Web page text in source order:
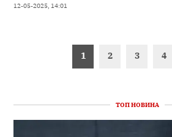
12-05-2025, 14:01
1 2 3 4
ТОП НОВИНА